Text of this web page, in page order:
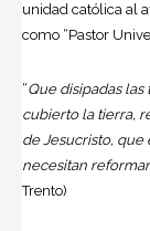
unidad católica al
como “Pastor
“Que disipadas
cubierto la tierra,
de Jesucristo, que
necesitan
Trento)